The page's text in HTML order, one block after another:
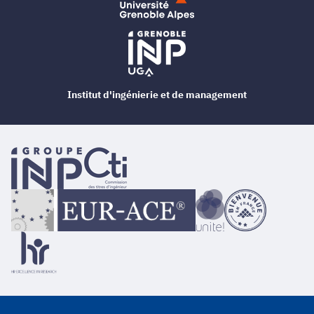
Institut d'ingénierie et de management